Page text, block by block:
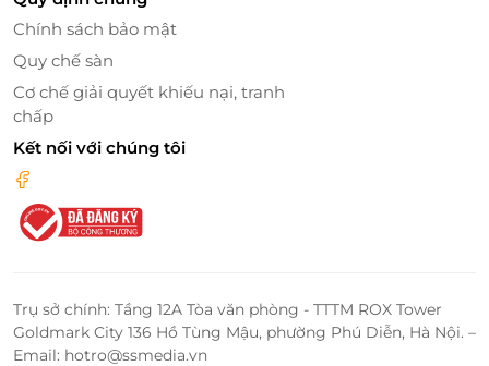
sở 4 qua LifeLink, bạn sẽ nhận ngay:
Voucher giảm giá độc quyền, tiết kiệm chi phí
Đặt dịch vụ tiện lợi chỉ trong vài phút qua
website/app
Hỗ trợ khách hàng 24/7, đảm bảo trải nghiệm
Truy cậpLifeLink.vn
Chính sách bảo mật
Quy chế sàn
Cơ chế giải quyết khiếu nại, tranh
chấp
Kết nối với chúng tôi
Trụ sở chính: Tầng 12A Tòa văn phòng - TTTM ROX Tower
Goldmark City 136 Hồ Tùng Mậu, phường Phú Diễn, Hà Nội. –
Email: hotro@ssmedia.vn